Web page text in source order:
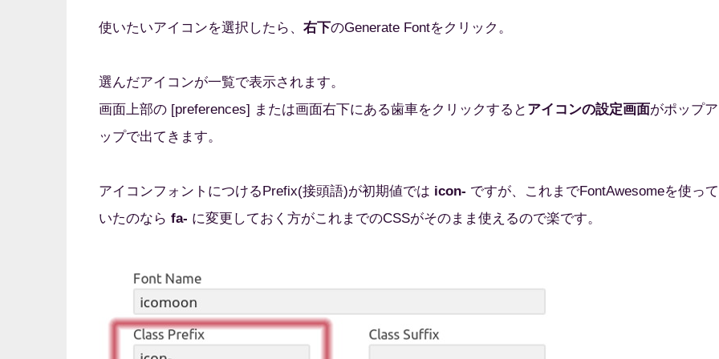
使いたいアイコンを選択したら、 右下のGenerate Fontをクリック。
選んだアイコンが一覧で表示されます。
画面上部の [preferences] または画面右下にある歯車をクリックすると アイコンの設定画面がポップア
ップで出てきます。
アイコンフォントにつけるPrefix(接頭語)が初期値では icon- ですが、これまでFontAwesomeを使って
いたのなら fa- に変更しておく方がこれまでのCSSがそのまま使えるので楽です。